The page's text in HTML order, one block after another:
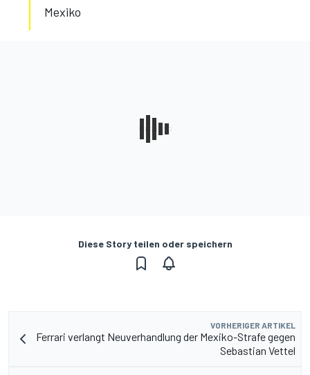
Mexiko
Diese Story teilen oder speichern
VORHERIGER ARTIKEL
Ferrari verlangt Neuverhandlung der Mexiko-Strafe gegen
Sebastian Vettel